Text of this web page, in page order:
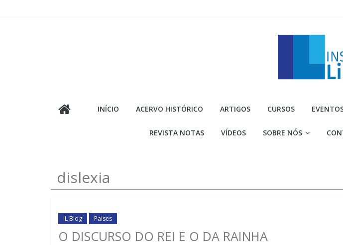
Liberal
mais
INÍCIO ACERVO HISTÓRICO ARTIGOS CURSOS
REVISTA NOTAS VÍDEOS SOBRE NÓS
dislexia
IL Blog Países
O DISCURSO DO REI E O DA RAINHA